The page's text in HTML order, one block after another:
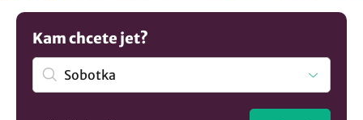
tak spolu příjemně strávené chvíle. Hledáte inspiraci pro
jednodenní výlet nebo plánujete celý víkend? Naše stránka
vám nabídne řadu nápadů co podniknout s dětmi v lokalitě
Sobotka. Objevte s námi výlety kudy z nudy s dětmi.
Kam chcete jet?